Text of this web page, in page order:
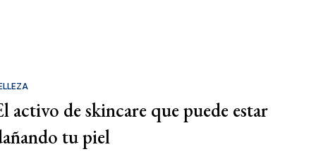
activo de skincare que puede estar
tu piel